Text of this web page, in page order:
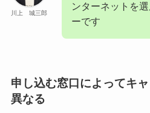
川上 城三郎
ンターネットを
ーです
申し込む窓口によってキ
異なる